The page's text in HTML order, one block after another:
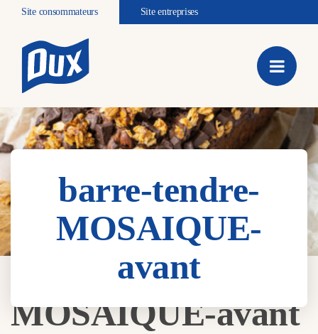
Site consommateurs Site entreprises
barre-tendre-
MOSAIQUE-
avant
barre-tendre-
MOSAIQUE-avant